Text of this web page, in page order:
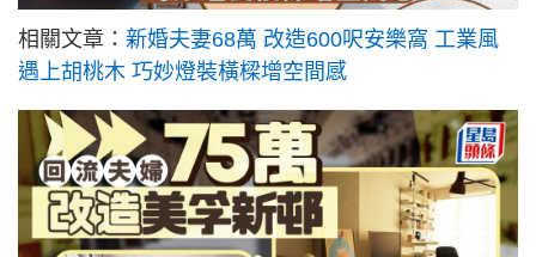
相關文章： 新婚夫妻68萬 改造600呎安樂窩 工業風
遇上胡桃木 巧妙燈裝橫樑增空間感